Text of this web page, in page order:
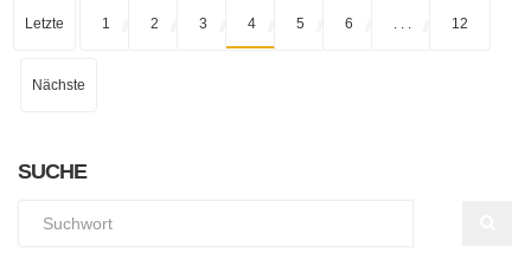
Letzte 1 2 3 4 5 6 12
Nächste
SUCHE